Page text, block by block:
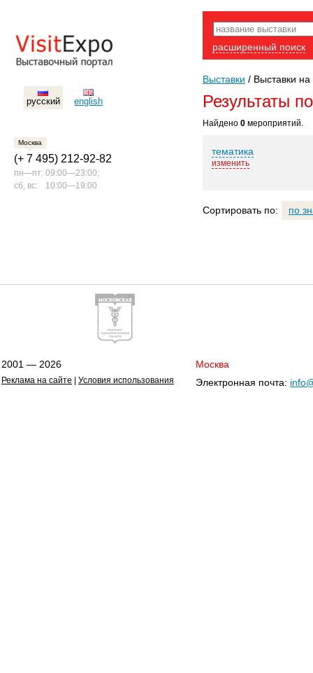
русский english
Москва
(+ 7 495) 212-92-82
пн—пт: 09:00—23:00;
сб, вс:
10:00—19:00
расширенный поиск
Выставки / Выставки на
Результаты
Найдено 0 мероприятий.
тематика
изменить
Сортировать по: по
2001 — 2026
Реклама на сайте Условия использования
Москва
Электронная почта: